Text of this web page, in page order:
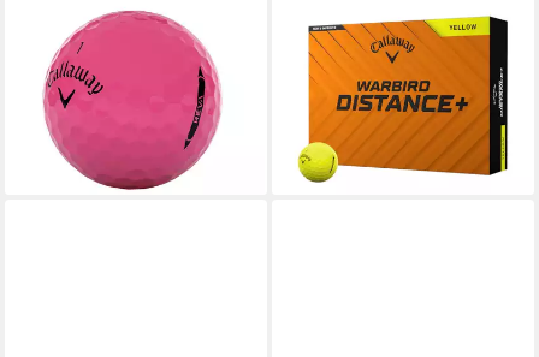
Golfball Callaway REVA
Golfbälle – Maximale Länge,
gerader Ballflug und hohe
33,99 €
lieferbar - in 3-4 Werktagen bei dir
Golfball Callaway Golfball
Warbird Distance+ Gelb 1
Dutzend
20,00 € UVP25,00 €
-20%
lieferbar - in 4-5 Werktagen bei dir